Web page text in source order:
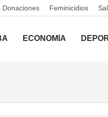
Donaciones Feminicidios
ECONOMÍA